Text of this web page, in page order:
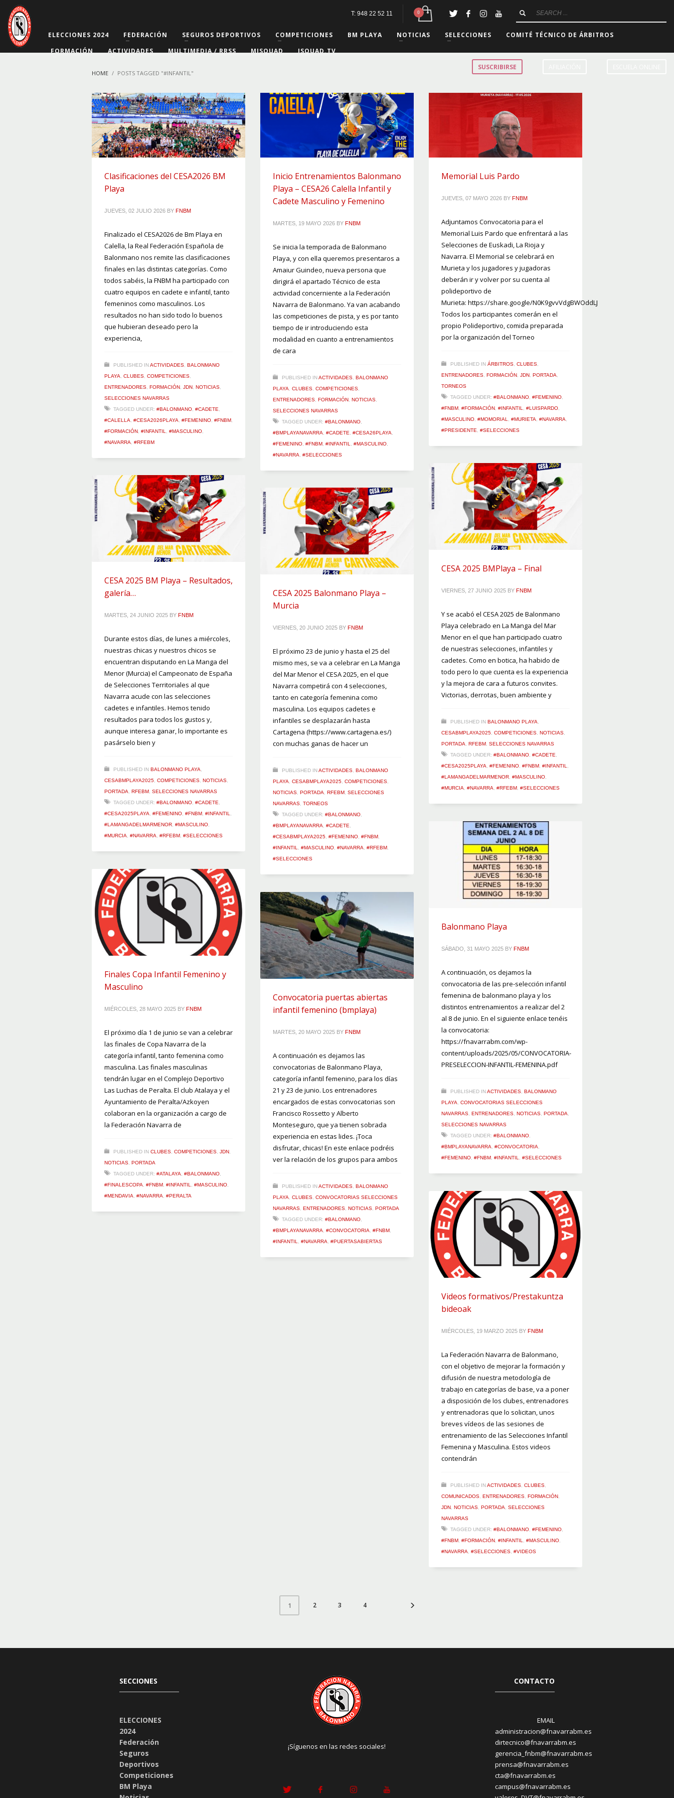
T: 948 22 52 11
ELECCIONES 2024 FEDERACIÓN SEGUROS DEPORTIVOS COMPETICIONES BM PLAYA NOTICIAS SELECCIONES
COMITÉ TÉCNICO DE ÁRBITROS
FORMACIÓN
ACTIVIDADES MULTIMEDIA / RRSS MISQUAD
ISQUAD.TV
SUSCRIBIRSE
HOME POSTS TAGGED "#INFANTIL"
Clasificaciones del CESA2026 BM
Playa
JUEVES, 02 JULIO 2026 BY FNBM
Finalizado el CESA2026 de Bm Playa en
Calella, la Real Federación Española de
Balonmano nos remite las clasificaciones
finales en las distintas categorías. Como
todos sabéis, la FNBM ha participado con
cuatro equipos en cadete e infantil, tanto
femeninos como masculinos. Los
resultados no han sido todo lo buenos
que hubieran deseado pero la
experiencia,
PUBLISHED INACTIVIDADES BALONMANO
PLAYA
CLUBES COMPETICIONES
ENTRENADORES FORMACIÓN JDN NOTICIAS
SELECCIONES NAVARRAS
TAGGED UNDER: #BALONMANO #CADETE
#CALELLA
#CESA2026PLAYA #FEMENINO #FNBM
#FORMACIÓN #INFANTIL #MASCULINO
#NAVARRA
#RFEBM
Inicio Entrenamientos Balonmano
Playa – CESA26 Calella Infantil y
Cadete Masculino y Femenino
MARTES, 19 MAYO 2026 BY FNBM
Se inicia la temporada de Balonmano
Playa, y con ella queremos presentaros a
Amaiur Guindeo, nueva persona que
dirigirá el apartado Técnico de esta
actividad concerniente a la Federación
Navarra de Balonmano. Ya van acabando
las competiciones de pista, y es por tanto
tiempo de ir introduciendo esta
modalidad en cuanto a entrenamientos
de cara
PUBLISHED INACTIVIDADES BALONMANO
PLAYA
CLUBES COMPETICIONES
ENTRENADORES FORMACIÓN NOTICIAS
SELECCIONES NAVARRAS
TAGGED UNDER: #BALONMANO
#BMPLAYANAVARRA
#CADETE #CESA26PLAYA
#FEMENINO #FNBM #INFANTIL #MASCULINO
#NAVARRA
#SELECCIONES
Memorial Luis Pardo
JUEVES, 07 MAYO 2026 BY FNBM
Adjuntamos Convocatoria para el
Memorial Luis Pardo que enfrentará a las
Selecciones de Euskadi, La Rioja y
Navarra. El Memorial se celebrará en
Murieta y los jugadores y jugadoras
deberán ir y volver por su cuenta al
polideportivo de
Murieta: https://share.google/N0K9gvvVdgBWOddLJ
Todos los participantes comerán en el
propio Polideportivo, comida preparada
por la organización del Torneo
PUBLISHED IN ÁRBITROS CLUBES
ENTRENADORES FORMACIÓN JDN PORTADA
TORNEOS
TAGGED UNDER: #BALONMANO #FEMENINO
#FNBM #FORMACIÓN #INFANTIL #LUISPARDO
#MASCULINO #MOMORIAL #MURIETA #NAVARRA
#PRESIDENTE
#SELECCIONES
CESA 2025 BMPlaya – Final
VIERNES, 27 JUNIO 2025 BY FNBM
Y se acabó el CESA 2025 de Balonmano
Playa celebrado en La Manga del Mar
Menor en el que han participado cuatro
de nuestras selecciones, infantiles y
cadetes. Como en botica, ha habido de
todo pero lo que cuenta es la experiencia
y la mejora de cara a futuros convites.
Victorias, derrotas, buen ambiente y
PUBLISHED IN BALONMANO PLAYA
CESABMPLAYA2025 COMPETICIONES NOTICIAS
PORTADA
RFEBM SELECCIONES NAVARRAS
TAGGED UNDER: #BALONMANO #CADETE
#CESA2025PLAYA
#FEMENINO #FNBM #INFANTIL
#LAMANGADELMARMENOR #MASCULINO
#MURCIA
#NAVARRA #RFEBM #SELECCIONES
CESA 2025 BM Playa – Resultados,
galería…
MARTES, 24 JUNIO 2025 BY FNBM
Durante estos días, de lunes a miércoles,
nuestras chicas y nuestros chicos se
encuentran disputando en La Manga del
Menor (Murcia) el Campeonato de España
de Selecciones Territoriales al que
Navarra acude con las selecciones
cadetes e infantiles. Hemos tenido
resultados para todos los gustos y,
aunque interesa ganar, lo importante es
pasárselo bien y
PUBLISHED IN BALONMANO PLAYA
CESABMPLAYA2025 COMPETICIONES NOTICIAS
PORTADA
RFEBM SELECCIONES NAVARRAS
TAGGED UNDER: #BALONMANO #CADETE
#CESA2025PLAYA
#FEMENINO #FNBM #INFANTIL
#LAMANGADELMARMENOR #MASCULINO
#MURCIA
#NAVARRA #RFEBM #SELECCIONES
CESA 2025 Balonmano Playa –
Murcia
VIERNES, 20 JUNIO 2025 BY FNBM
El próximo 23 de junio y hasta el 25 del
mismo mes, se va a celebrar en La Manga
del Mar Menor el CESA 2025, en el que
Navarra competirá con 4 selecciones,
tanto en categoría femenina como
masculina. Los equipos cadetes e
infantiles se desplazarán hasta
Cartagena (https://www.cartagena.es/)
con muchas ganas de hacer un
PUBLISHED INACTIVIDADES BALONMANO
PLAYA
CESABMPLAYA2025 COMPETICIONES
NOTICIAS PORTADA RFEBM SELECCIONES
NAVARRAS TORNEOS
TAGGED UNDER: #BALONMANO
#BMPLAYANAVARRA
#CADETE
#CESABMPLAYA2025 #FEMENINO #FNBM
#INFANTIL
#MASCULINO #NAVARRA #RFEBM
#SELECCIONES
Balonmano Playa
SÁBADO, 31 MAYO 2025 BY FNBM
A continuación, os dejamos la
convocatoria de las pre-selección infantil
femenina de balonmano playa y los
distintos entrenamientos a realizar del 2
al 8 de junio. En el siguiente enlace tenéis
la convocatoria:
https://fnavarrabm.com/wp-
content/uploads/2025/05/CONVOCATORIA-
PRESELECCION-INFANTIL-FEMENINA.pdf
PUBLISHED INACTIVIDADES BALONMANO
PLAYA
CONVOCATORIAS SELECCIONES
NAVARRAS ENTRENADORES NOTICIAS PORTADA
SELECCIONES NAVARRAS
TAGGED UNDER: #BALONMANO
#BMPLAYANAVARRA
#CONVOCATORIA
#FEMENINO #FNBM #INFANTIL #SELECCIONES
Finales Copa Infantil Femenino y
Masculino
MIÉRCOLES, 28 MAYO 2025 BY FNBM
El próximo día 1 de junio se van a celebrar
las finales de Copa Navarra de la
categoría infantil, tanto femenina como
masculina. Las finales masculinas
tendrán lugar en el Complejo Deportivo
Las Luchas de Peralta. El club Atalaya y el
Ayuntamiento de Peralta/Azkoyen
colaboran en la organización a cargo de
la Federación Navarra de
PUBLISHED IN CLUBES COMPETICIONES JDN
NOTICIAS PORTADA
TAGGED UNDER: #ATALAYA #BALONMANO
#FINALESCOPA
#FNBM #INFANTIL #MASCULINO
#MENDAVIA
#NAVARRA #PERALTA
Convocatoria puertas abiertas
infantil femenino (bmplaya)
MARTES, 20 MAYO 2025 BY FNBM
A continuación es dejamos las
convocatorias de Balonmano Playa,
categoría infantil femenino, para los días
21 y 23 de junio. Los entrenadores
encargados de estas convocatorias son
Francisco Rossetto y Alberto
Monteseguro, que ya tienen sobrada
experiencia en estas lides. ¡Toca
disfrutar, chicas! En este enlace podréis
ver la relación de los grupos para ambos
PUBLISHED INACTIVIDADES BALONMANO
PLAYA
CLUBES CONVOCATORIAS SELECCIONES
NAVARRAS ENTRENADORES NOTICIAS PORTADA
TAGGED UNDER: #BALONMANO
#BMPLAYANAVARRA
#CONVOCATORIA #FNBM
#INFANTIL
#NAVARRA #PUERTASABIERTAS
Videos formativos/Prestakuntza
bideoak
MIÉRCOLES, 19 MARZO 2025 BY FNBM
La Federación Navarra de Balonmano,
con el objetivo de mejorar la formación y
difusión de nuestra metodología de
trabajo en categorías de base, va a poner
a disposición de los clubes, entrenadores
y entrenadoras que lo solicitan, unos
breves vídeos de las sesiones de
entrenamiento de las Selecciones Infantil
Femenina y Masculina. Estos videos
contendrán
PUBLISHED INACTIVIDADES CLUBES
COMUNICADOS ENTRENADORES FORMACIÓN
JDN NOTICIAS PORTADA
SELECCIONES
NAVARRAS
TAGGED UNDER: #BALONMANO #FEMENINO
#FNBM #FORMACIÓN #INFANTIL #MASCULINO
#NAVARRA
#SELECCIONES #VIDEOS
1 2 3 4
SECCIONES
ELECCIONES
2024
Federación
Seguros
Deportivos
Competiciones
BM Playa
¡Síguenos en las redes sociales!
CONTACTO
EMAIL
administracion@fnavarrabm.es
dirtecnico@fnavarrabm.es
gerencia_fnbm@fnavarrabm.es
prensa@fnavarrabm.es
cta@fnavarrabm.es
campus@fnavarrabm.es